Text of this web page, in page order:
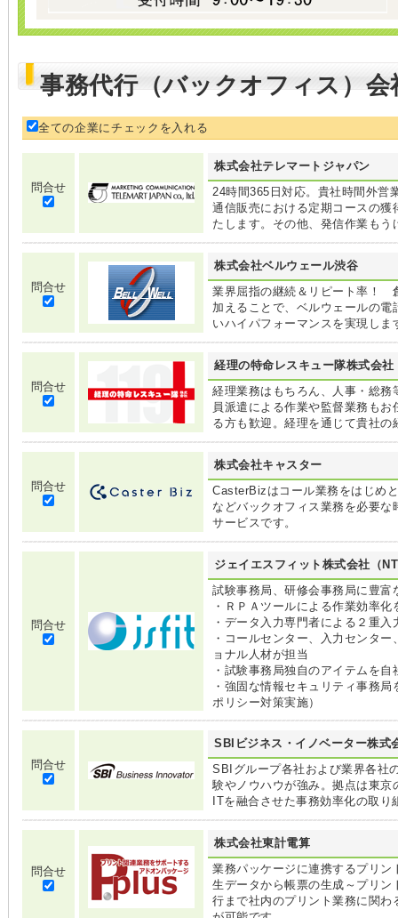
事務代行（バックオフィス）会
全ての企業にチェックを入れる
問合せ
株式会社テレマートジャパン
24時間365日対応。貴社時間外営
通信販売における定期コースの
たします。その他、発信作業もう
問合せ
株式会社ベルウェール渋谷
業界屈指の継続＆リピート率！
加えることで、ベルウェールの
いハイパフォーマンスを実現しま
問合せ
経理の特命レスキュー隊株式会社
経理業務はもちろん、人事・総
員派遣による作業や監督業務も
る方も歓迎。経理を通じて貴社
問合せ
株式会社キャスター
CasterBizはコール業務をはじめ
などバックオフィス業務を必要
サービスです。
問合せ
ジェイエスフィット株式会社（
試験事務局、研修会事務局に豊富
・ＲＰＡツールによる作業効率化
・データ入力専門者による２重
・コールセンター、入力センタ
ョナル人材が担当
・試験事務局独自のアイテムを自
・強固な情報セキュリティ事務
ポリシー対策実施）
問合せ
SBIビジネス・イノベーター株式
SBIグループ各社および業界各社
験やノウハウが強み。拠点は東
ITを融合させた事務効率化の取り
問合せ
株式会社東計電算
業務パッケージに連携するプリ
生データから帳票の生成～プリ
行まで社内のプリント業務に関